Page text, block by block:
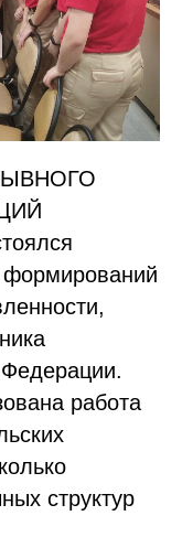
формирований
работа
структур